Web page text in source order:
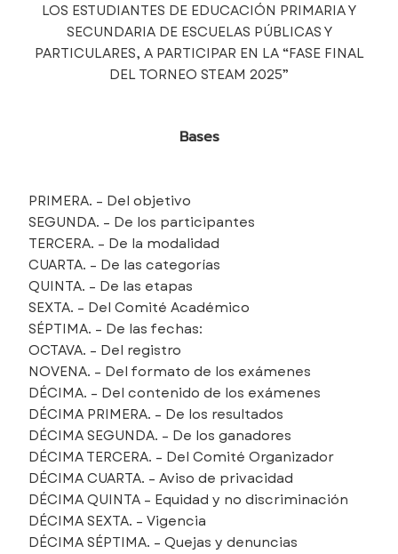
LOS ESTUDIANTES DE EDUCACIÓN PRIMARIA Y
SECUNDARIA DE ESCUELAS PÚBLICAS Y
PARTICULARES, A PARTICIPAR EN LA “FASE FINAL
DEL TORNEO STEAM 2025”
Bases
PRIMERA. – Del objetivo
SEGUNDA. – De los participantes
TERCERA. – De la modalidad
CUARTA. – De las categorías
QUINTA. – De las etapas
SEXTA. – Del Comité Académico
SÉPTIMA. – De las fechas:
OCTAVA. – Del registro
NOVENA. – Del formato de los exámenes
DÉCIMA. – Del contenido de los exámenes
DÉCIMA PRIMERA. – De los resultados
DÉCIMA SEGUNDA. – De los ganadores
DÉCIMA TERCERA. – Del Comité Organizador
DÉCIMA CUARTA. – Aviso de privacidad
DÉCIMA QUINTA – Equidad y no discriminación
DÉCIMA SEXTA. – Vigencia
DÉCIMA SÉPTIMA. – Quejas y denuncias